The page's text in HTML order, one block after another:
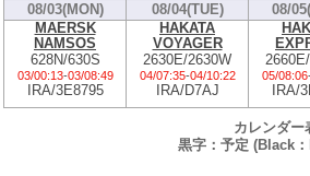
08/03(MON) 08/04(TUE)
08/
MAERSK
NAMSOS
628N/630S
03/00:13-03/08:49
IRA/3E8795
HAKATA
VOYAGER
2630E/2630W
04/07:35-04/10:22
IRA/D7AJ
05/08:06
IRA/
カレンダー
黒字：予定 (Black